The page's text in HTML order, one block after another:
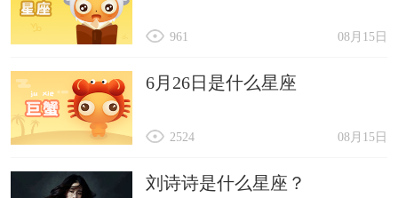
08月15日
961
6月26日是什么星座
08月15日
2524
刘诗诗是什么星座？